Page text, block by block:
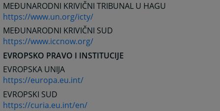
MEĐUNARODNI KRIVIČNI TRIBUNAL U HAGU
https://www.un.org/icty/
MEĐUNARODNI KRIVIČNI SUD
https://www.iccnow.org/
EVROPSKO PRAVO I INSTITUCIJE
EVROPSKA UNIJA
https://europa.eu.int/
EVROPSKI SUD
https://curia.eu.int/en/